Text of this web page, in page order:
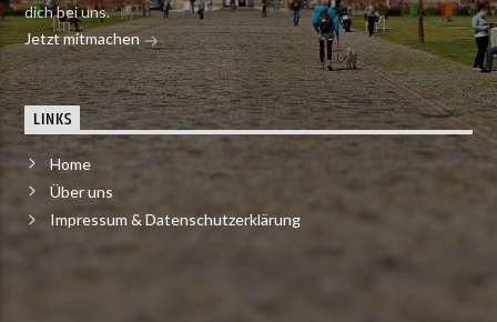
dich bei uns.
Jetzt mitmachen
LINKS
Home
Über uns
Impressum & Datenschutzerklärung